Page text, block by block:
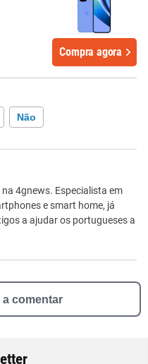
Compra agora
Não
incorreta
que procuro
4gnews. Especialista em
e smart home, já
a ajudar os portugueses a
comentar